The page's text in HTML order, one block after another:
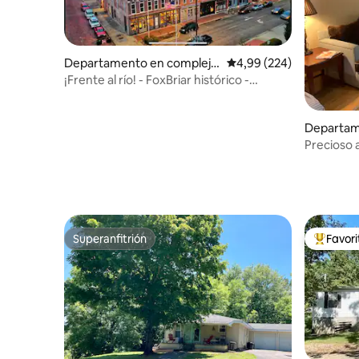
Departamento en complejo
residencial en Paducah
Calificación promedio:
4,99 (224)
¡Frente al río! - FoxBriar histórico -
Precioso
Superanfitrión
Superanfitrión